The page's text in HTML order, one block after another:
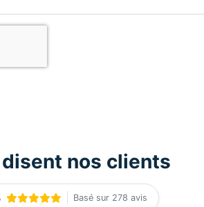
nos clients
Basé sur 278 avis